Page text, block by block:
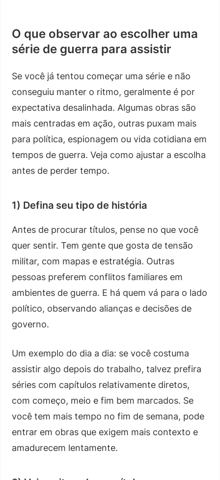
O que observar ao escolher uma
série de guerra para assistir
Se você já tentou começar uma série e não
conseguiu manter o ritmo, geralmente é por
expectativa desalinhada. Algumas obras são
mais centradas em ação, outras puxam mais
para política, espionagem ou vida cotidiana em
tempos de guerra. Veja como ajustar a escolha
antes de perder tempo.
1) Defina seu tipo de história
Antes de procurar títulos, pense no que você
quer sentir. Tem gente que gosta de tensão
militar, com mapas e estratégia. Outras
pessoas preferem conflitos familiares em
ambientes de guerra. E há quem vá para o lado
político, observando alianças e decisões de
governo.
Um exemplo do dia a dia: se você costuma
assistir algo depois do trabalho, talvez prefira
séries com capítulos relativamente diretos,
com começo, meio e fim bem marcados. Se
você tem mais tempo no fim de semana, pode
entrar em obras que exigem mais contexto e
amadurecem lentamente.